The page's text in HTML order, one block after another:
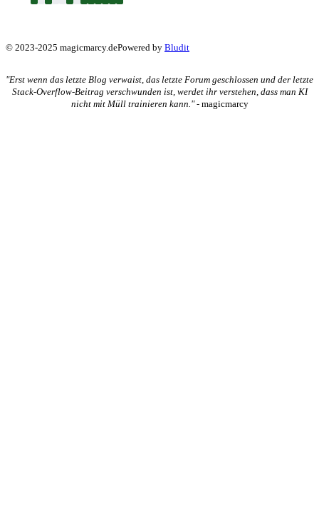
© 2023-2025 magicmarcy.dePowered by Bludit
"Erst wenn das letzte Blog verwaist, das letzte Forum geschlossen und der letzte
Stack-Overflow-Beitrag verschwunden ist, werdet ihr verstehen, dass man KI
nicht mit Müll trainieren kann."- magicmarcy